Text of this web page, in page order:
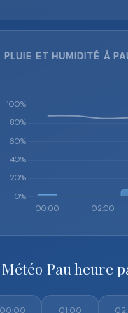
PLUIE ET HUMIDITÉ À
Pau heure
00:00 01:00